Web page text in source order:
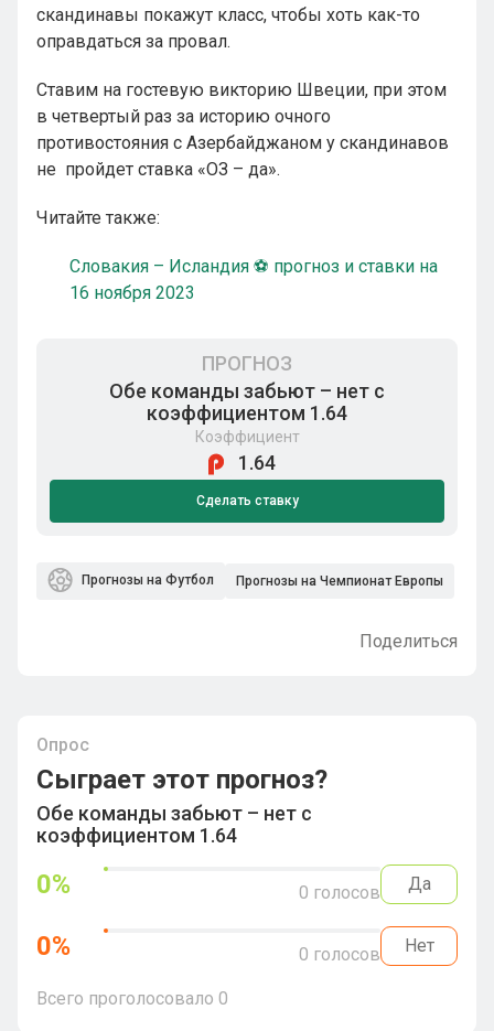
скандинавы покажут класс, чтобы хоть как-то
оправдаться за провал.
Ставим на гостевую викторию Швеции, при этом
в четвертый раз за историю очного
противостояния с Азербайджаном у скандинавов
не пройдет ставка «ОЗ – да».
Читайте также:
Словакия – Исландия ⚽ прогноз и ставки на
16 ноября 2023
ПРОГНОЗ
Обе команды забьют – нет с
коэффициентом 1.64
Коэффициент
1.64
Сделать ставку
Прогнозы на Футбол Прогнозы на Чемпионат Европы
Поделиться
Опрос
Сыграет этот прогноз?
Обе команды забьют – нет с
коэффициентом 1.64
0% 0 голосов Да
0% 0 голосов Нет
Всего проголосовало 0